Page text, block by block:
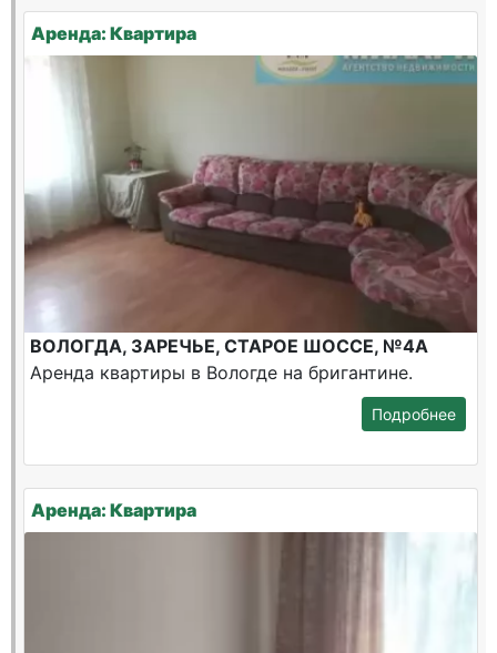
Аренда: Квартира
ВОЛОГДА, ЗАРЕЧЬЕ, СТАРОЕ ШОССЕ, №4А
Аренда квартиры в Вологде на бригантине.
Подробнее
Аренда: Квартира